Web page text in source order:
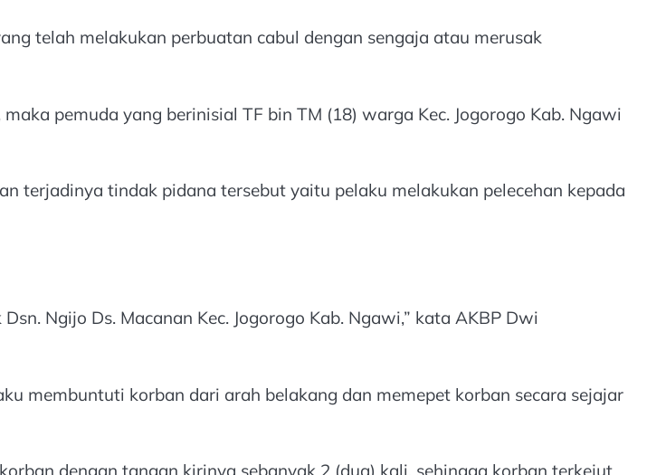
telah melakukan perbuatan cabul dengan sengaja atau merusak
pemuda yang berinisial TF bin TM (18) warga Kec. Jogorogo Kab. Ngawi
terjadinya tindak pidana tersebut yaitu pelaku melakukan pelecehan kepada
Ngijo Ds. Macanan Kec. Jogorogo Kab. Ngawi,” kata AKBP Dwi
membuntuti korban dari arah belakang dan memepet korban secara sejajar